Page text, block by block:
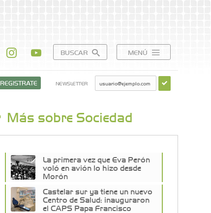
BUSCAR MENÚ
REGISTRATE NEWSLETTER
Más sobre Sociedad
La primera vez que Eva Perón
voló en avión lo hizo desde
Morón
Castelar sur ya tiene un nuevo
Centro de Salud: inauguraron
el CAPS Papa Francisco